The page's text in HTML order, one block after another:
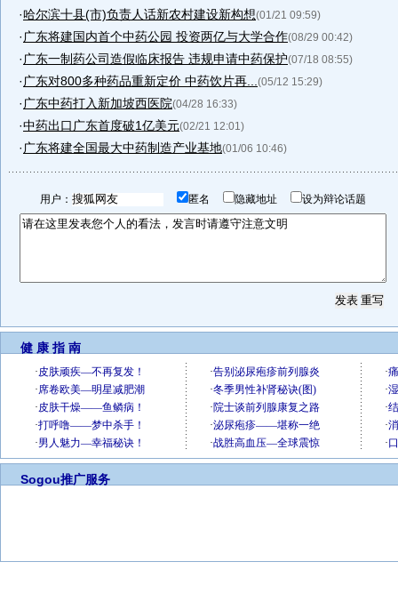
·哈尔滨十县(市)负责人话新农村建设新构想(01/21 09:59)
· 广东将建国内首个中药公园 投资两亿与大学合作(08/29 00:42)
· 广东一制药公司造假临床报告 违规申请中药保护(07/18 08:55)
· 广东对800多种药品重新定价 中药饮片再... (05/12 15:29)
· 广东中药打入新加坡西医院(04/28 16:33)
·中药出口广东首度破1亿美元(02/21 12:01)
· 广东将建全国最大中药制造产业基地(01/06 10:46)
用户： 匿名 隐藏地址 设为辩论话题
健 康 指 南
Sogou推广服务